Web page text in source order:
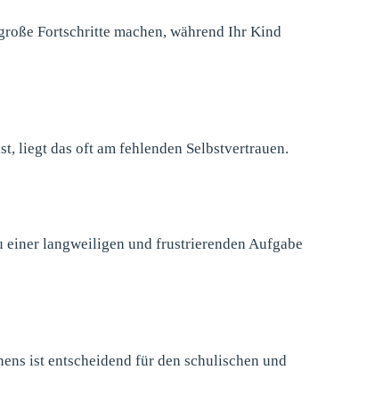
Fortschritte machen, während Ihr Kind
liegt das oft am fehlenden Selbstvertrauen.
einer langweiligen und frustrierenden Aufgabe
ist entscheidend für den schulischen und